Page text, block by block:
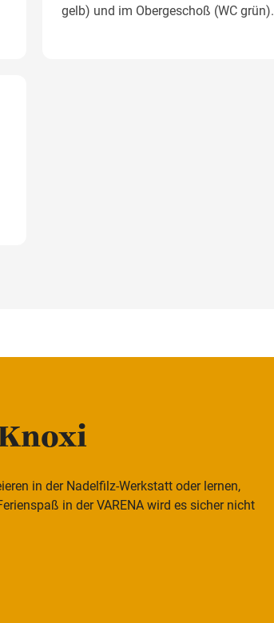
gelb) und im Obergeschoß (WC grün).
in der Nadelfilz-Werkstatt oder lernen,
in der VARENA wird es sicher nicht